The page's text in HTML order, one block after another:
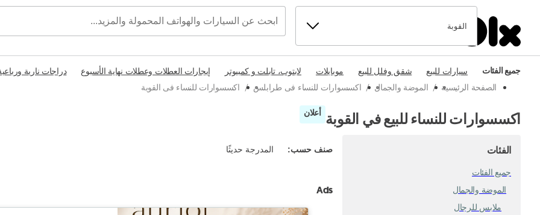
القوبة
جميع الفئات سيارات للبيع شقق وفلل للبيع موبايلات لابتوب، تابلت و كمبيوتر إيجارات العطلات وعطلات نهاية الأسبوع
دراجات نارية
الصفحة الرئيسية / الموضة والجمال / اكسسوارات للنساء فى طرابلس / اكسسوارات للنساء فى القوبة
اكسسوارات للنساء للبيع في القوبة أعلان
الفئات
جميع الفئات
الموضة والجمال
ملابس للرجال
صنف حسب: المدرجة حديثًا
Ads